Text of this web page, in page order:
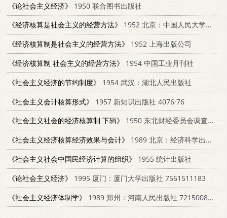
《论社会主义经济》
1950 联合图书出版社
《经济核算是社会主义的经营方法》
1952 北京：中国人民大学出版社
《经济核算制是社会主义的经营方法》
1952 上海出版公司
《经济核算制 社会主义的经营方法》
1954 中国工业月刊社
《社会主义经济的节约制度》
1954 武汉：湖北人民出版社
《社会主义会计核算形式》
1957 新知识出版社 4076·76
《社会主义社会的经济核算制 下辑》
1950 东北财经委员会调查统计处
《社会主义经济核算经济效果与会计》
1989 北京：经济科学出版社 750580247X
《社会主义社会中国民经济计算的组织》
1955 统计出版社
《论社会主义经济》
1995 厦门：厦门大学出版社 7561511183
《社会主义经济体制学》
1989 郑州：河南人民出版社 721500807x